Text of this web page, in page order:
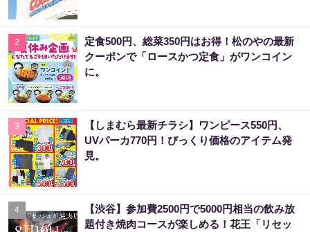
2
定食500円、総菜350円はお得！松のやの最新
クーポンで「ロースかつ定食」がワンコイン
に。
3
【しまむら最新チラシ】ワンピース550円、
UVパーカ770円！びっくり価格のアイテム発
見。
4
【渋谷】参加費2500円で5000円相当の飲み放
題付き焼肉コースが楽しめる！花王「リセッ